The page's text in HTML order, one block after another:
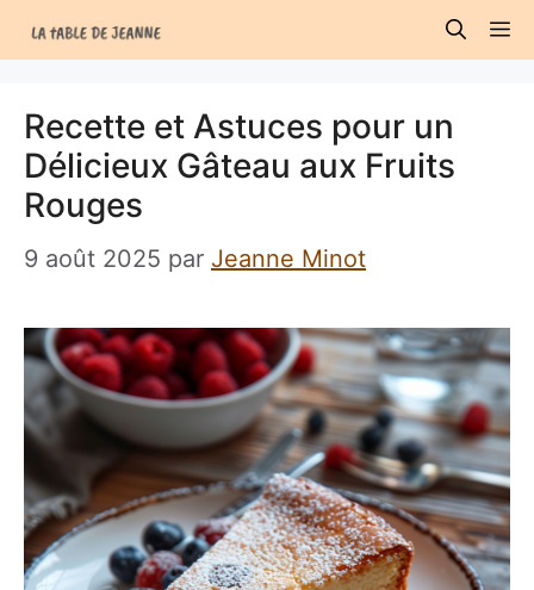
au
Recette et Astuces pour un
Délicieux Gâteau aux Fruits
Rouges
9 août 2025 par Jeanne Minot